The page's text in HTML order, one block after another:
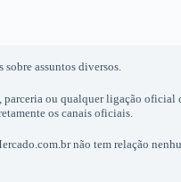
assuntos diversos.
ou qualquer ligação oficial
os canais oficiais.
não tem relação